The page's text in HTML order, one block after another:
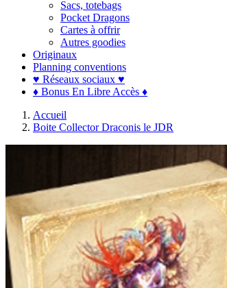
Sacs, totebags
Pocket Dragons
Cartes à offrir
Autres goodies
Originaux
Planning conventions
♥ Réseaux sociaux ♥
♦ Bonus En Libre Accès ♦
Accueil
Boite Collector Draconis le JDR